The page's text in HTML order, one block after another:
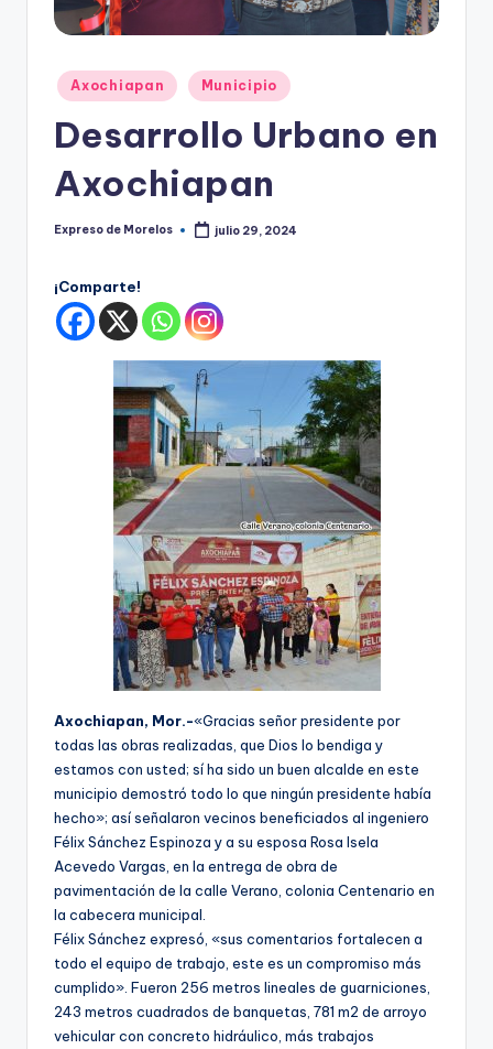
elPublicado
en
Axochiapan Municipio
Desarrollo Urbano en
Axochiapan
Publicado
Expreso de Morelos julio 29, 2024
¡Comparte!
Axochiapan, Mor.-«Gracias señor presidente por
todas las obras realizadas, que Dios lo bendiga y
estamos con usted; sí ha sido un buen alcalde en este
municipio demostró todo lo que ningún presidente había
hecho»; así señalaron vecinos beneficiados al ingeniero
Félix Sánchez Espinoza y a su esposa Rosa Isela
Acevedo Vargas, en la entrega de obra de
pavimentación de la calle Verano, colonia Centenario en
la cabecera municipal.
Félix Sánchez expresó, «sus comentarios fortalecen a
todo el equipo de trabajo, este es un compromiso más
cumplido». Fueron 256 metros lineales de guarniciones,
243 metros cuadrados de banquetas, 781 m2 de arroyo
vehicular con concreto hidráulico, más trabajos